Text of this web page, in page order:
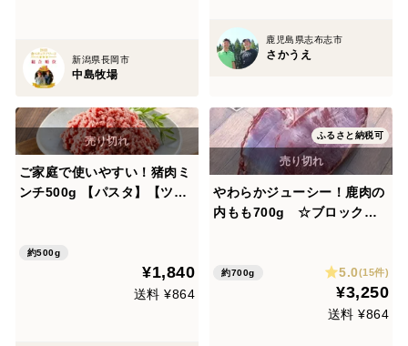
新潟県長岡市
中島牧場
鹿児島県志布志市
さかうえ
ご家庭で使いやすい！猪肉ミ
ンチ500g 【パスタ】【ツミ
約500g
¥1,840
送料 ¥864
ふるさと納税可
やわらかジューシー！鹿肉の
内もも700g ☆ブロック【6
約700g 5.0(15件)
¥3,250
送料 ¥864